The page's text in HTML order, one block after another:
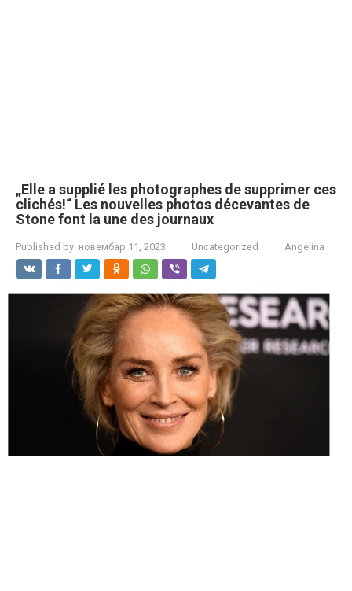
„Elle a supplié les photographes de supprimer ces
clichés!“ Les nouvelles photos décevantes de
Stone font la une des journaux
Published by: новембар 11, 2023 Uncategorized Angelina